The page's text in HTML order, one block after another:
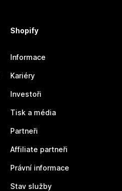
Shopify
Informace
Kariéry
Investoři
Tisk a média
Partneři
Affiliate partneři
Právní informace
Stav služby